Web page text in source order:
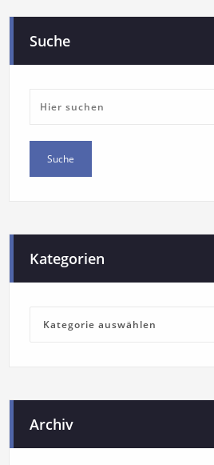
Suche
Kategorien
Archiv